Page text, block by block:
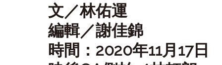
文／林佑運
編輯／謝佳錦
時間：2020年11月17日